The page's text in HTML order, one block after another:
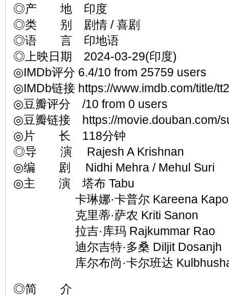
◎产 地 印度
◎类 别 剧情 / 喜剧
◎语 言 印地语
◎上映日期 2024-03-29(印度)
◎IMDb评分 6.4/10 from 25759 users
◎IMDb链接 https://www.imdb.com/title/
◎豆瓣评分 /10 from 0 users
◎豆瓣链接 https://movie.douban.com/
◎片 长 118分钟
◎导 演 Rajesh A Krishnan
◎编 剧 Nidhi Mehra / Mehul Suri
◎主 演 塔布 Tabu
卡琳娜·卡普尔 Kareena
克里蒂·萨农 Kriti Sanon
拉吉·库玛 Rajkummar Rao
迪尔吉特·多桑 Diljit Dosanjh
库尔布尚·卡尔班达
◎简 介